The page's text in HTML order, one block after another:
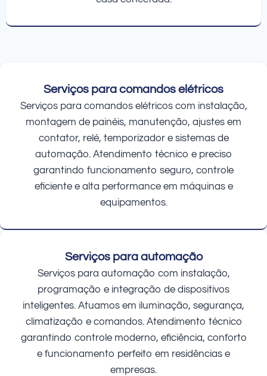
Serviços para comandos elétricos
Serviços para comandos elétricos com instalação,
montagem de painéis, manutenção, ajustes em
contator, relé, temporizador e sistemas de
automação. Atendimento técnico e preciso
garantindo funcionamento seguro, controle
eficiente e alta performance em máquinas e
equipamentos.
Serviços para automação
Serviços para automação com instalação,
programação e integração de dispositivos
inteligentes. Atuamos em iluminação, segurança,
climatização e comandos. Atendimento técnico
garantindo controle moderno, eficiência, conforto
e funcionamento perfeito em residências e
empresas.